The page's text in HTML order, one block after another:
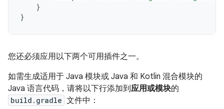
}
}
您还必须应用以下两个可用插件之一。
如需生成适用于 Java 模块或 Java 和 Kotlin 混合模块的
Java 语言代码，请将以下行添加到应用或模块的
build.gradle 文件中：